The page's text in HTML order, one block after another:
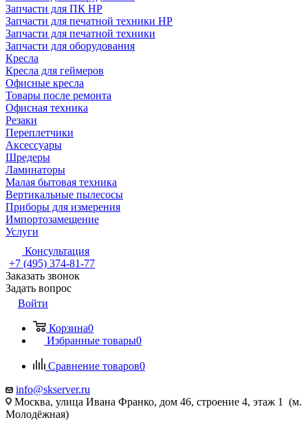
Запчасти для ПК HP
Запчасти для печатной техники HP
Запчасти для печатной техники
Запчасти для оборудования
Кресла
Кресла для геймеров
Офисные кресла
Товары после ремонта
Офисная техника
Резаки
Переплетчики
Аксессуары
Шредеры
Ламинаторы
Малая бытовая техника
Вертикальные пылесосы
Приборы для измерения
Импортозамещение
Услуги
Консультация
+7 (495) 374-81-77
Заказать звонок
Задать вопрос
Войти
Корзина0
Избранные товары0
Сравнение товаров0
info@skserver.ru
Москва, улица Ивана Франко, дом 46, строение 4, этаж 1 (м.
Молодёжная)